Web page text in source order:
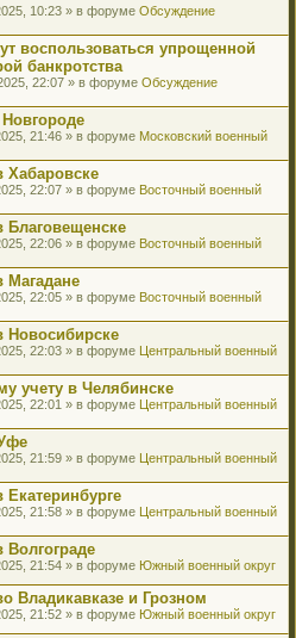
10:23 » в форуме Обсуждение
воспользоваться упрощенной
банкротства
22:07 » в форуме Обсуждение
21:46 » в форуме Московский военный
Хабаровске
22:07 » в форуме Восточный военный
22:06 » в форуме Восточный военный
Магадане
22:05 » в форуме Восточный военный
Новосибирске
22:03 » в форуме Центральный военный
учету в Челябинске
22:01 » в форуме Центральный военный
21:59 » в форуме Центральный военный
21:58 » в форуме Центральный военный
21:54 » в форуме Южный военный округ
Владикавказе и Грозном
21:52 » в форуме Южный военный округ